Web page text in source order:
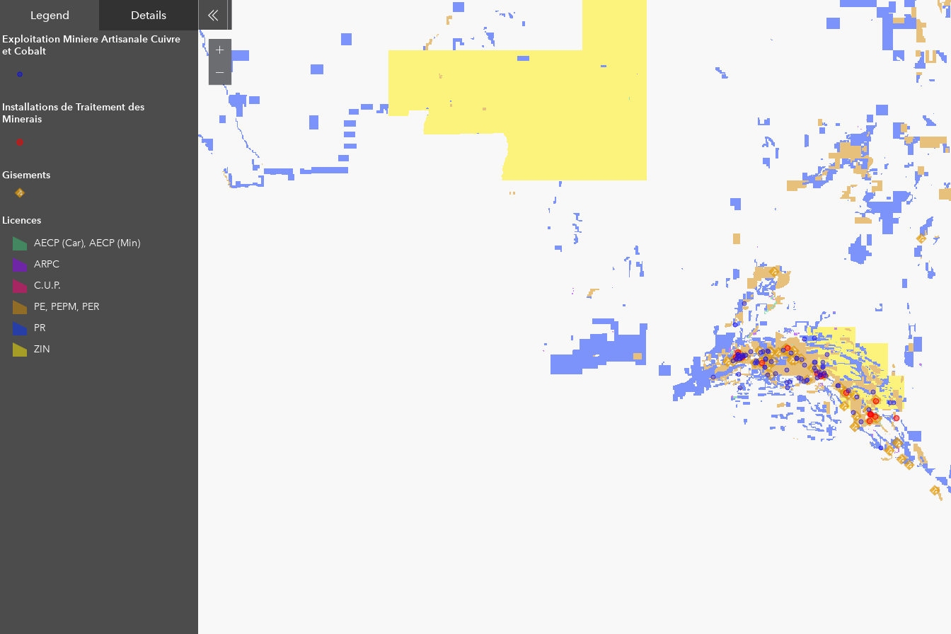
Legend Details
Exploitation Miniere Artisanale Cuivre
et Cobalt
Installations de Traitement des
Minerais
Gisements
Licences
AECP (Car), AECP (Min)
ARPC
C.U.P.
PE, PEPM, PER
PR
ZIN